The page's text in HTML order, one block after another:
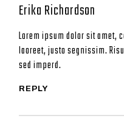
Erika Richardson
Lorem ipsum dolor sit amet,
laoreet, justo segnissim.
sed imperd.
REPLY